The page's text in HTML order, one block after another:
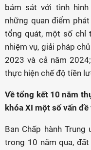
bám sát với tình
những quan điểm
tổng quát, một số chỉ
nhiệm vụ, giải pháp
2023 và cả năm
thực hiện chế độ tiền
Về tổng kết 10 năm
khóa XI một số vấn
Ban Chấp hành
trong 10 năm qua,